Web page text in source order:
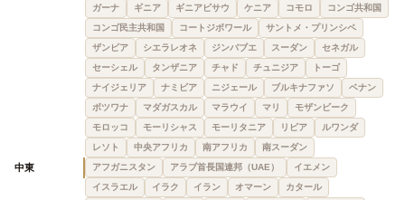
ガーナ
ギニア ギニアビサウ ケニア コモロ
コンゴ共和国
コンゴ民主共和国
コートジボワール
サントメ・プリンシペ
ザンビア
シエラレオネ ジンバブエ スーダン
セネガル
セーシェル
タンザニア チャド チュニジア
トーゴ
ナイジェリア
ナミビア ニジェール ブルキナファソ
ベナン
ボツワナ
マダガスカル マラウイ マリ
モザンビーク
モロッコ
モーリシャス モーリタニア リビア
ルワンダ
レソト
中央アフリカ 南アフリカ 南スーダン
中東 アフガニスタン アラブ首長国連邦（UAE）
イエメン
イスラエル
イラク イラン オマーン
カタール